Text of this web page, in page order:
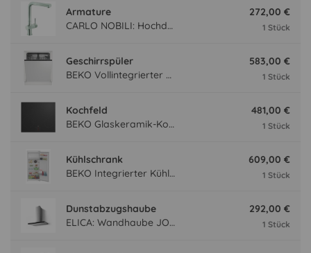
Armature
CARLO NOBILI: Hochdruck- Einhebelmischbatterie Live, Mischbatterie, Edelstahloptik 17777
272,00 €
1 Stück
Geschirrspüler
BEKO Vollintegrierter Geschirrspüler BDIN14N22, 4 Programme BDIN14N22
583,00 €
1 Stück
Kochfeld
BEKO Glaskeramik-Kochfeld HII 64400 MT mit Induktion, Sologerät, Rahmenlos HII64400MT
481,00 €
1 Stück
Kühlschrank
BEKO Integrierter Kühlautomat BSSA210K4SN BSSA210K4SN
609,00 €
1 Stück
Dunstabzugshaube
ELICA: Wandhaube JOYE 90-A,900 mm breit Edelstahl JOYE90A
292,00 €
1 Stück